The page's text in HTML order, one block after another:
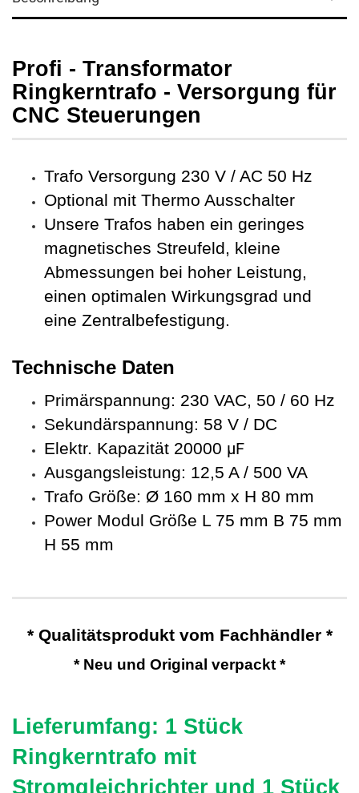
Profi - Transformator
Ringkerntrafo - Versorgung für
CNC Steuerungen
Trafo Versorgung 230 V / AC 50 Hz
Optional mit Thermo Ausschalter
Unsere Trafos haben ein geringes
magnetisches Streufeld, kleine
Abmessungen bei hoher Leistung,
einen optimalen Wirkungsgrad und
eine Zentralbefestigung.
Technische Daten
Primärspannung: 230 VAC, 50 / 60 Hz
Sekundärspannung: 58 V / DC
Elektr. Kapazität 20000 µF
Ausgangsleistung: 12,5 A / 500 VA
Trafo Größe: Ø 160 mm x H 80 mm
Power Modul Größe L 75 mm B 75 mm
H 55 mm
* Qualitätsprodukt vom Fachhändler *
* Neu und Original verpackt *
Lieferumfang: 1 Stück
Ringkerntrafo mit
Stromgleichrichter und 1 Stück